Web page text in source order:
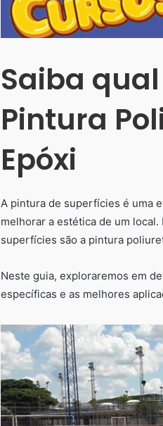
Saiba
Pintura
Epóxi
A pintura de superfícies é uma
melhorar a estética de um
superfícies são a pintura
Neste guia, exploraremos em
específicas e as melhores